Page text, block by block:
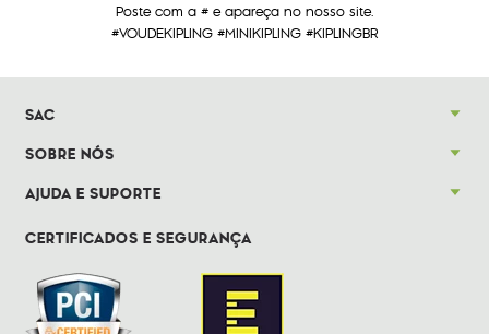
Poste com a # e apareça no nosso site.
#VOUDEKIPLING #MINIKIPLING #KIPLINGBR
SAC
SOBRE NÓS
AJUDA E SUPORTE
CERTIFICADOS E SEGURANÇA